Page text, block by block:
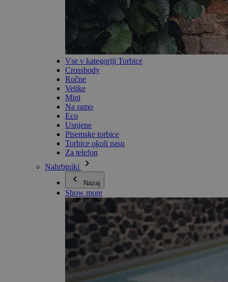
Vse v kategoriji Torbice
Crossbody
Ročne
Velike
Mini
Na ramo
Eco
Usnjene
Pisemske torbice
Torbice okoli pasu
Za telefon
Nahrbtniki
Nazaj
Show more